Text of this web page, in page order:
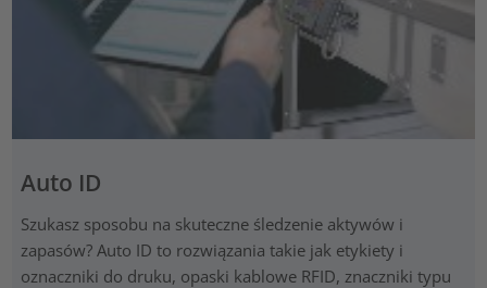
Auto ID
Szukasz sposobu na skuteczne śledzenie aktywów i
zapasów? Auto ID to rozwiązania takie jak etykiety i
oznaczniki do druku, opaski kablowe RFID, znaczniki typu